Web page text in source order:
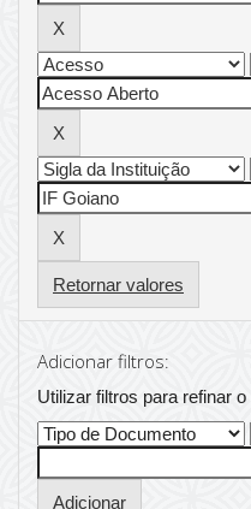
Retornar valores
Adicionar filtros:
Utilizar filtros para refinar